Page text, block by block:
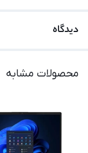
دیدگاه
محصولات مشابه